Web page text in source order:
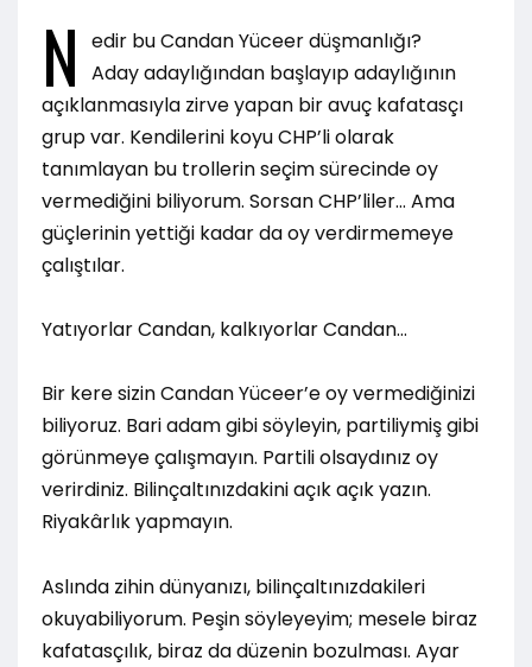
N
edir bu Candan Yüceer düşmanlığı?
Aday adaylığından başlayıp adaylığının
açıklanmasıyla zirve yapan bir avuç kafatasçı
grup var. Kendilerini koyu CHP’li olarak
tanımlayan bu trollerin seçim sürecinde oy
vermediğini biliyorum. Sorsan CHP’liler… Ama
güçlerinin yettiği kadar da oy verdirmemeye
çalıştılar.
Yatıyorlar Candan, kalkıyorlar Candan…
Bir kere sizin Candan Yüceer’e oy vermediğinizi
biliyoruz. Bari adam gibi söyleyin, partiliymiş gibi
görünmeye çalışmayın. Partili olsaydınız oy
verirdiniz. Bilinçaltınızdakini açık açık yazın.
Riyakârlık yapmayın.
Aslında zihin dünyanızı, bilinçaltınızdakileri
okuyabiliyorum. Peşin söyleyeyim; mesele biraz
kafatasçılık, biraz da düzenin bozulması. Ayar